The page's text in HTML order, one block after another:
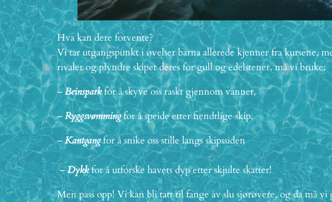
Hva kan dere forvente?
Vi tar utgangspunkt i øvelser barna allerede kjenner fra kursene,
rivaler og plyndre skipet deres for gull og edelstener, må vi bruke:
–Beinsparkfor å skyve oss raskt gjennom vannet,
–Ryggsvømmingfor å speide etter fiendtlige skip,
–Kantgangfor å snike oss stille langs skipssiden
–Dykkfor å utforske havets dyp etter skjulte skatter!
Men pass opp! Vi kan bli tatt til fange av slu sjørøvere, og da må